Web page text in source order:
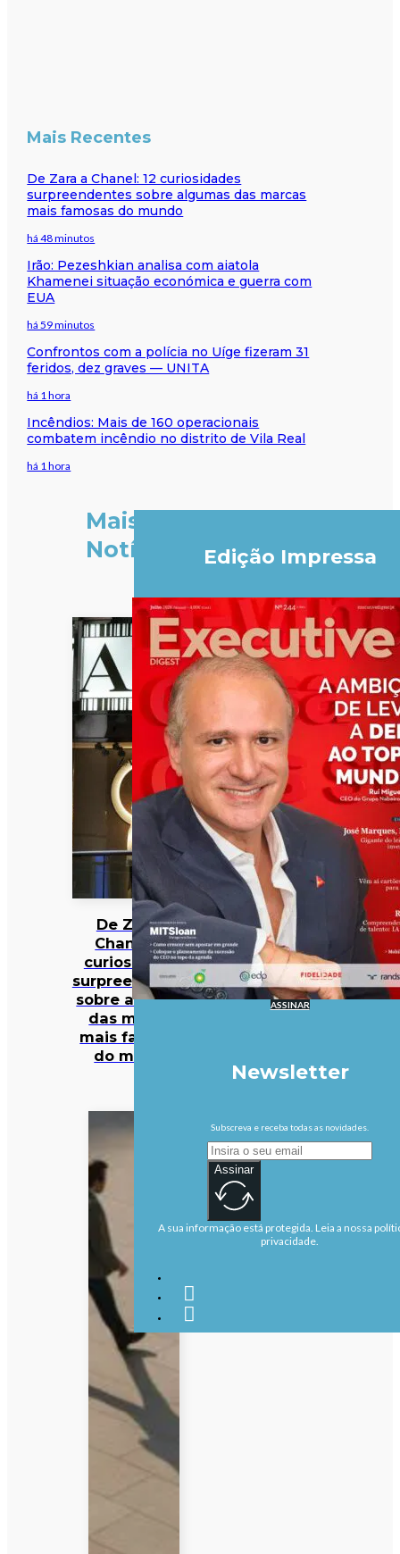
Mais Recentes
De Zara a Chanel: 12 curiosidades
surpreendentes sobre algumas das marcas
mais famosas do mundo
há 48 minutos
Irão: Pezeshkian analisa com aiatola
Khamenei situação económica e guerra com
EUA
há 59 minutos
Confrontos com a polícia no Uíge fizeram 31
feridos, dez graves — UNITA
há 1 hora
Incêndios: Mais de 160 operacionais
combatem incêndio no distrito de Vila Real
há 1 hora
Mais
Notícias
De Zara a
Chanel: 12
curiosidades
surpreendentes
sobre algumas
das marcas
mais famosas
do mundo
Edição Impressa
ASSINAR
Newsletter
Subscreva e receba todas as novidades.
Assinar
A sua informação está protegida. Leia a nossa
privacidade.